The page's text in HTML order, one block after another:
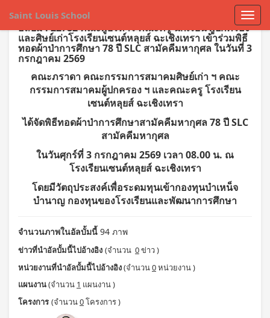
Saint Louis School
อัลบั้ม : 22782 คณะผู้บริหาร คณะครู นักเรียน ผู้ปกครอง
และศิษย์เก่าโรงเรียนเซนต์หลุยส์ ฉะเชิงเทรา เข้าร่วมพิธี
ทอดผ้าป่าการศึกษา 78 ปี SLC สามัคคีมหากุศล ในวันที่ 3
กรกฎาคม 2569
คณะภราดา คณะกรรมการสมาคมศิษย์เก่า ฯ คณะ
กรรมการสมาคมผู้ปกครอง ฯ และคณะครู โรงเรียน
เซนต์หลุยส์ ฉะเชิงเทรา
ได้จัดพิธีทอดผ้าป่าการศึกษาสามัคคีมหากุศล 78 ปี SLC
สามัคคีมหากุศล
ในวันศุกร์ที่ 3 กรกฎาคม 2569 เวลา 08.00 น. ณ
โรงเรียนเซนต์หลุยส์ ฉะเชิงเทรา
โดยมีวัตถุประสงค์เพื่อระดมทุนเข้ากองทุนบำเหน็จ
บำนาญ กองทุนของโรงเรียนและพัฒนาการศึกษา
จำนวนภาพในอัลบั้มนี้ 94 ภาพ
ข่าวที่นำอัลบั้มนี้ไปอ้างอิง (จำนวน 0ข่าว )
หน่วยงานที่นำอัลบั้มนี้ไปอ้างอิง(จำนวน0หน่วยงาน )
แผนงาน(จำนวน 1 แผนงาน )
โครงการ (จำนวน0โครงการ )